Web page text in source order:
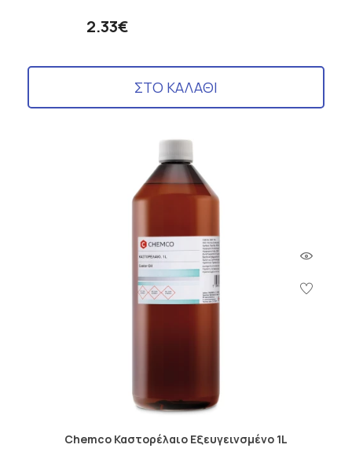
2.33€
ΣΤΟ ΚΑΛΑΘΙ
Chemco Καστορέλαιο Εξευγεινσμένο 1L